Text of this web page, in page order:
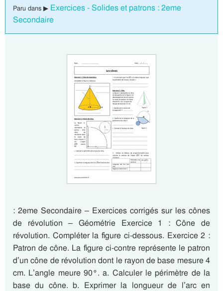
Paru dans ▶ Exercices - Solides et patrons : 2eme
Secondaire
: 2eme Secondaire – Exercices corrigés sur les cônes
de révolution – Géométrie Exercice 1 : Cône de
révolution. Compléter la figure ci-dessous. Exercice 2 :
Patron de cône. La figure ci-contre représente le patron
d’un cône de révolution dont le rayon de base mesure 4
cm. L’angle meure 90°. a. Calculer le périmètre de la
base du cône. b. Exprimer la longueur de l’arc en